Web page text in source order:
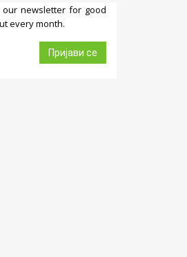
our newsletter for good
every month.
Пријави се